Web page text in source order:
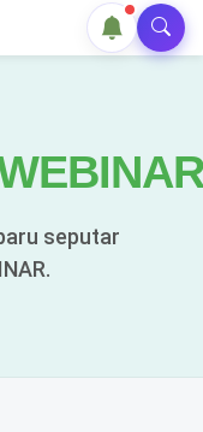
seputar